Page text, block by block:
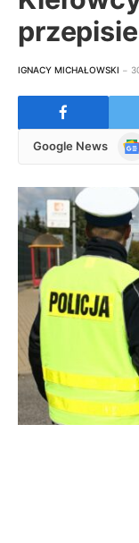
przepisie
IGNACY MICHAŁOWSKI
Google News